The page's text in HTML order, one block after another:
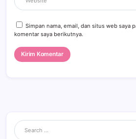
Simpan nama, email, dan situs web saya
komentar saya berikutnya.